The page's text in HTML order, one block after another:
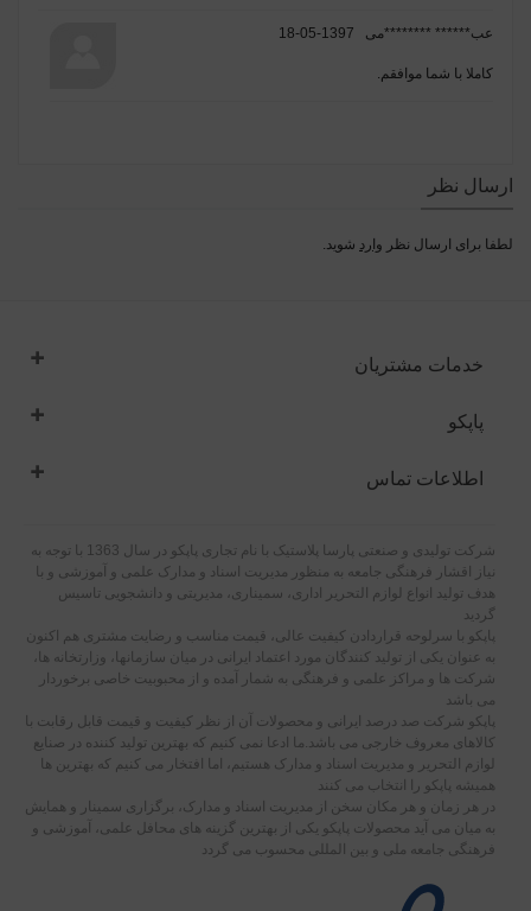
عب****** ********می 1397-05-18
کاملا با شما موافقم.
ارسال نظر
لطفا برای ارسال نظر وارد شوید.
خدمات مشتریان
پاپکو
اطلاعات تماس
شرکت تولیدی و صنعتی پارسا پلاستیک با نام تجاری پاپکو در سال 1363 با توجه به
نیاز اقشار فرهنگی جامعه به منظور مدیریت اسناد و مدارک علمی و آموزشی و با
هدف تولید انواع لوازم التحریر اداری، سمیناری، مدیریتی و دانشجویی تاسیس
گردید
پاپکو با سرلوحه قراردادن کیفیت عالی، قیمت مناسب و رضایت مشتری هم اکنون
به عنوان یکی از تولید کنندگان مورد اعتماد ایرانی در میان سازمانها، وزارتخانه ها،
شرکت ها و مراکز علمی و فرهنگی به شمار آمده و از محبوبیت خاصی برخوردار
می باشد
پاپکو شرکت صد درصد ایرانی و محصولات آن از نظر کیفیت و قیمت قابل رقابت با
کالاهای معروف خارجی می باشد.ما ادعا نمی کنیم که بهترین تولید کننده در صنایع
لوازم التحریر و مدیریت اسناد و مدارک هستیم، اما افتخار می کنیم که بهترین ها
همیشه پاپکو را انتخاب می کنند
در هر زمان و هر مکان سخن از مدیریت اسناد و مدارک، برگزاری سمینار و همایش
به میان می آید محصولات پاپکو یکی از بهترین گزینه های محافل علمی، آموزشی و
فرهنگی جامعه ملی و بین المللی محسوب می گردد